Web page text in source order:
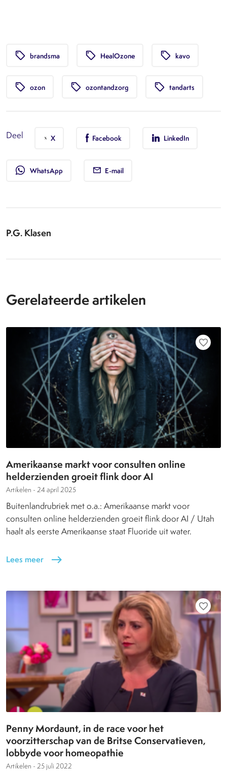
local_offer brandsma local_offer HealOzone local_offer kavo
local_offer ozon local_offer ozontandzorg local_offer tandarts
Deel X Facebook LinkedIn
whatsapp WhatsApp E-mail
P.G. Klasen
Gerelateerde artikelen
favorite_border
Amerikaanse markt voor consulten online
helderzienden groeit flink door AI
Artikelen - 24 april 2025
Buitenlandrubriek met o.a.: Amerikaanse markt voor
consulten online helderzienden groeit flink door AI / Utah
haalt als eerste Amerikaanse staat Fluoride uit water.
Lees meer east
favorite_border
Penny Mordaunt, in de race voor het
voorzitterschap van de Britse Conservatieven,
lobbyde voor homeopathie
Artikelen - 25 juli 2022